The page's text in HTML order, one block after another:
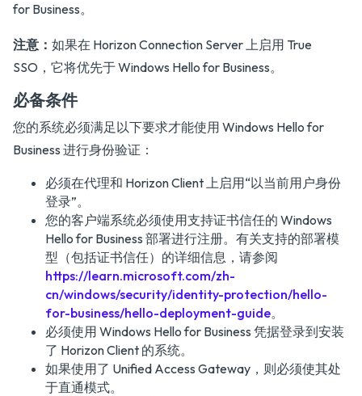
for Business。
注意： 如果在 Horizon Connection Server 上启用 True
SSO，它将优先于 Windows Hello for Business。
必备条件
您的系统必须满足以下要求才能使用 Windows Hello for
Business 进行身份验证：
必须在代理和 Horizon Client 上启用“以当前用户身份
登录”。
您的客户端系统必须使用支持证书信任的 Windows
Hello for Business 部署进行注册。有关支持的部署模
型（包括证书信任）的详细信息，请参阅
https://learn.microsoft.com/zh-
cn/windows/security/identity-protection/hello-
for-business/hello-deployment-guide。
必须使用 Windows Hello for Business 凭据登录到安装
了 Horizon Client 的系统。
如果使用了 Unified Access Gateway，则必须使其处
于直通模式。